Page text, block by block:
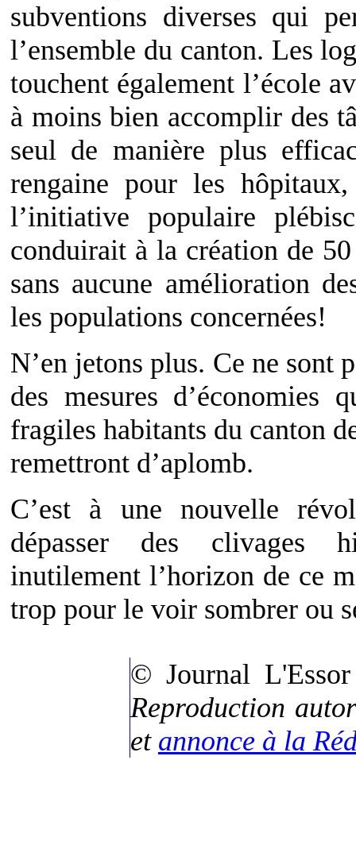
subventions diverses qui
l’ensemble du canton. Les
touchent également l’école
à moins bien accomplir des
seul de manière plus
rengaine pour les
l’initiative populaire
conduirait à la création de
sans aucune amélioration
les populations concernées!
N’en jetons plus. Ce ne sont
des mesures
fragiles habitants du canton
remettront d’aplomb.
C’est à une nouvelle
dépasser des clivages
inutilement l’horizon de ce
trop pour le voir sombrer ou
© Journal
Reproduction
et annonce à la